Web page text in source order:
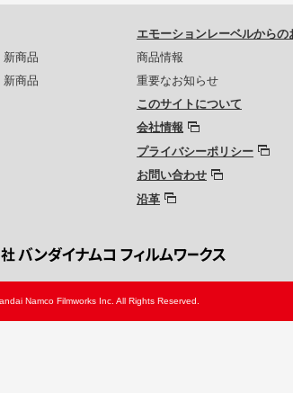
新商品
新商品
エモーションレーベルからの
商品情報
重要なお知らせ
このサイトについて
会社情報
プライバシーポリシー
お問い合わせ
沿革
Namco Filmworks Inc. All Rights Reserved.